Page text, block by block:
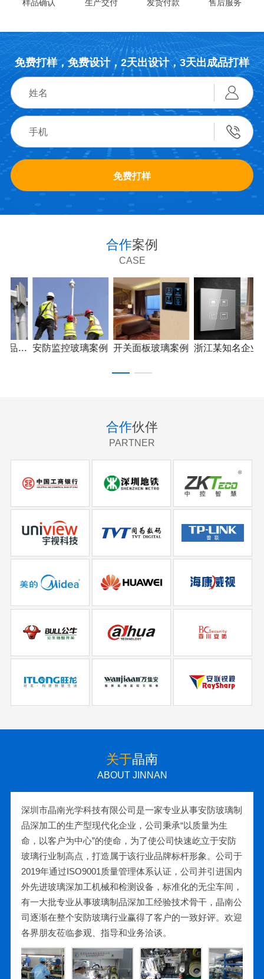
样品确认 生产交付 发货付款 售后服务
免费打样，免费设计，2天出设计，3天出成品打样
免费打样
合作案例
CASE
安防监控玻璃案例 开关面板玻璃案例 浙江某知名企业产品应用
合作伙伴
PARTNER
关于晶南
ABOUT JINNAN
深圳市晶南光学科技有限公司是一家专业从事安防玻璃制
品深加工的生产型现代化企业，公司秉承“以质量为生
命，以客户为中心”的使命，为了使公司快速屹立于安防
玻璃行业制高点，打造属于该行业品牌标杆形象。公司于
2019年通过ISO9001质量管理体系认证，公司并引进国内
外先进玻璃深加工机械和检测设备，标准化的无尘车间，
有一大批专业从事玻璃制品深加工经验技术骨干，晶南公
司逐渐在整个安防玻璃行业赢得了客户的一致好评。欢迎
各界朋友莅临参观、指导和业务洽谈。